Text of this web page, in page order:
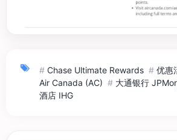
# Chase Ultimate Rewards # 优惠
Air Canada (AC) # 大通银行
酒店 IHG